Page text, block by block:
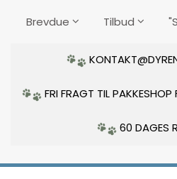
Brevdue Tilbud
FRI FRAGT TIL
60 DAGES